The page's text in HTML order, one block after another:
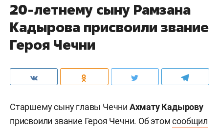
20-летнему сыну Рамзана
Кадырова присвоили звание
Героя Чечни
Старшему сыну главы Чечни Ахмату Кадырову
присвоили звание Героя Чечни. Об этомсообщил